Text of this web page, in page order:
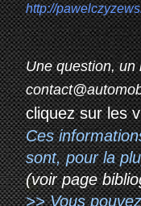
http://
Une question, un
cliquez sur les
Ces
sont, pour la
(voir page
>> Vous